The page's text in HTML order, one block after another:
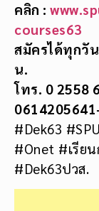
คลิก :
courses63
สมัครได้ทุกวั
น.
โทร. 0 2558
#Dek63
#Onet #เรีย
#Dek63ปวส.